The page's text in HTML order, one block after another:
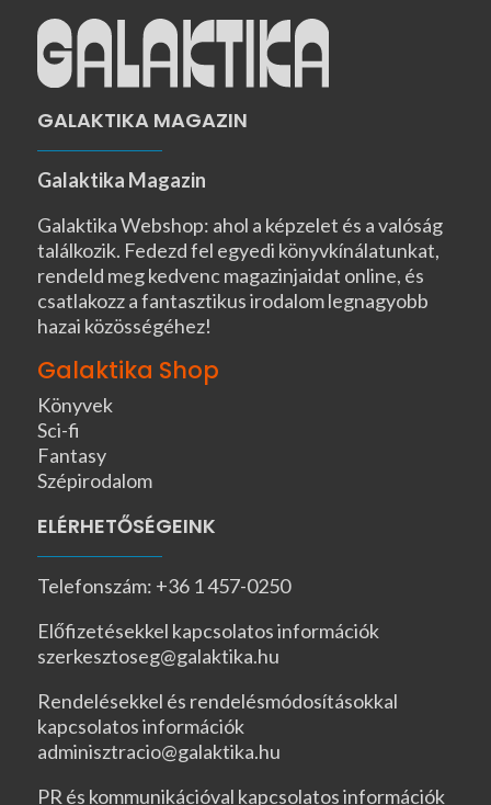
GALAKTIKA MAGAZIN
Galaktika Magazin
Galaktika Webshop: ahol a képzelet és a valóság
találkozik. Fedezd fel egyedi könyvkínálatunkat,
rendeld meg kedvenc magazinjaidat online, és
csatlakozz a fantasztikus irodalom legnagyobb
hazai közösségéhez!
Galaktika Shop
Könyvek
Sci-fi
Fantasy
Szépirodalom
ELÉRHETŐSÉGEINK
Telefonszám: +36 1 457-0250
Előfizetésekkel kapcsolatos információk
szerkesztoseg@galaktika.hu
Rendelésekkel és rendelésmódosításokkal
kapcsolatos információk
adminisztracio@galaktika.hu
PR és kommunikációval kapcsolatos információk